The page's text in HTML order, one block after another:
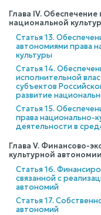
Глава IV.
национальной
Статья 13.
автономиями права
культуры
Статья 14.
исполнительной
субъектов
развитие
Статья 15.
права национально-
деятельности в
Глава V. Финансово-
культурной автономии
Статья 16.
связанной с
автономий
Статья 17.
автономий